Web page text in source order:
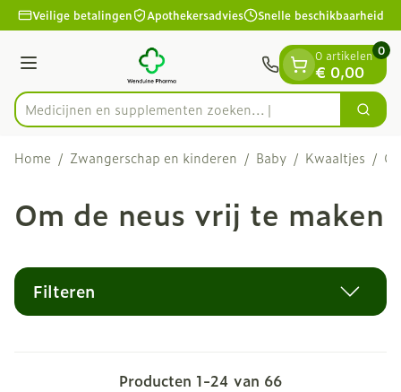
Ga naar de inhoud
1 van 1
Veilige betalingen Apothekersadvies Snelle beschikbaarheid
Menu
Product, merk, categorie...
Medicijnen en suppleme Zoek
0 artikelen
€ 0,00
0
Home / Zwangerschap en kinderen / Baby / Kwaaltjes /
Om de neus vrij te maken
Filteren
Producten 1-24 van 66